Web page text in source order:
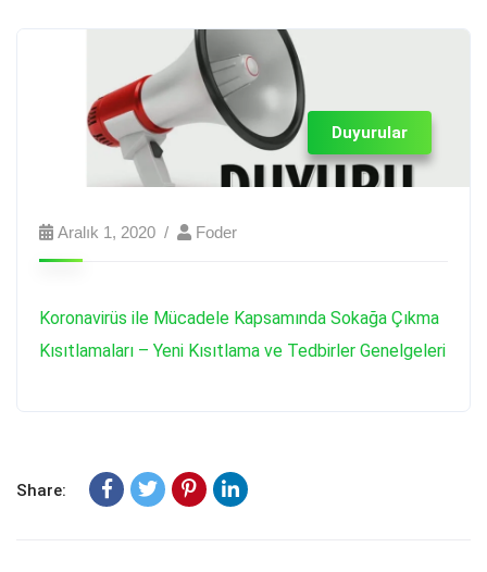
Duyurular
Aralık 1, 2020 Foder
Koronavirüs ile Mücadele Kapsamında Sokağa Çıkma
Kısıtlamaları – Yeni Kısıtlama ve Tedbirler Genelgeleri
Share: